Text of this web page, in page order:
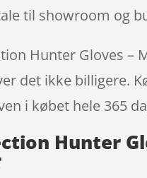
til showroom og
Hunter Gloves –
det ikke billigere.
i købet hele 365
Hunter